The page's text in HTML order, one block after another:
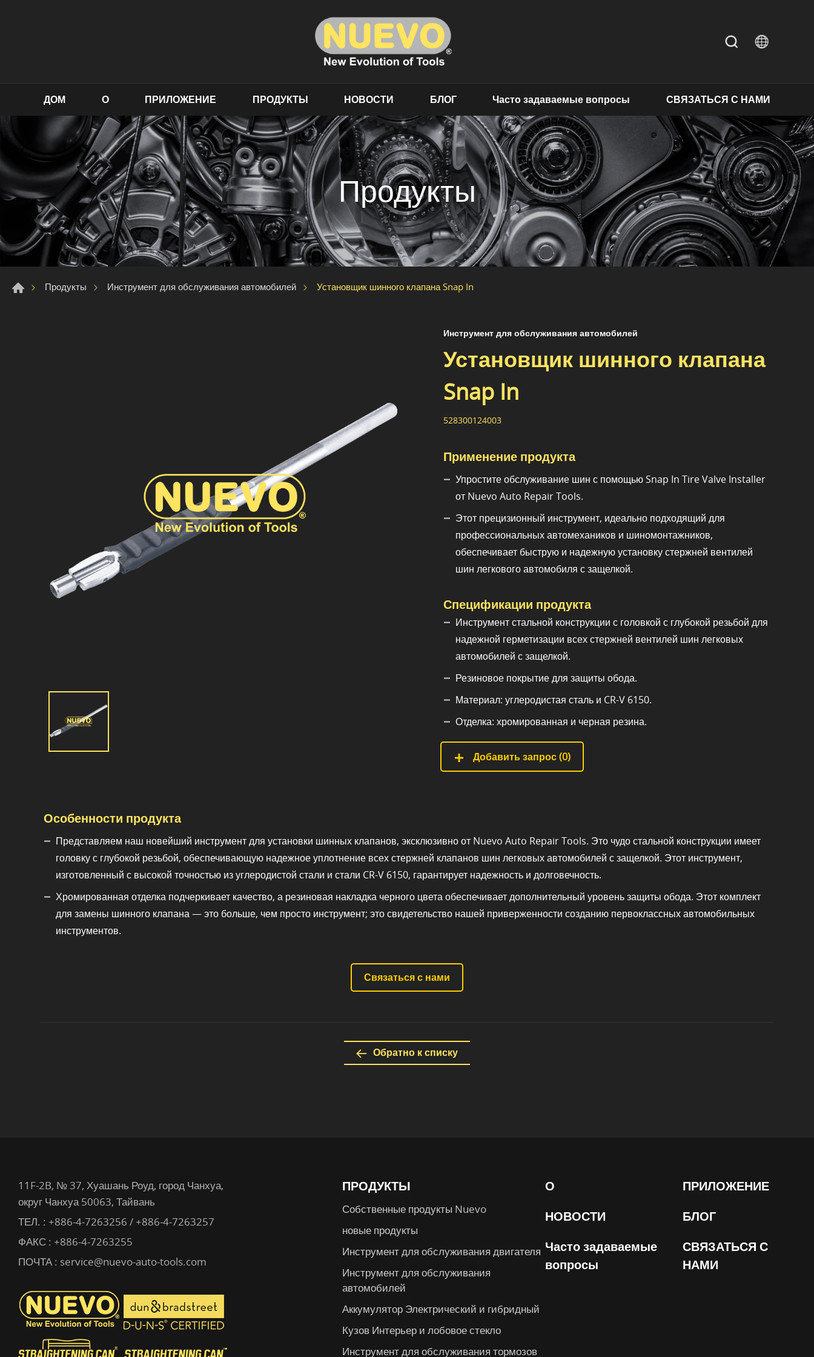
ДОМ О ПРИЛОЖЕНИЕ ПРОДУКТЫ НОВОСТИ БЛОГ Часто задаваемые вопросы СВЯЗАТЬСЯ С НАМИ
Продукты
Продукты Инструмент для обслуживания автомобилей Установщик шинного клапана Snap In
Инструмент для обслуживания автомобилей
Установщик шинного клапана
Snap In
528300124003
Применение продукта
Упростите обслуживание шин с помощью Snap In Tire Valve Installer
от Nuevo Auto Repair Tools.
Этот прецизионный инструмент, идеально подходящий для
профессиональных автомехаников и шиномонтажников,
обеспечивает быструю и надежную установку стержней вентилей
шин легкового автомобиля с защелкой.
Спецификации продукта
Инструмент стальной конструкции с головкой с глубокой резьбой для
надежной герметизации всех стержней вентилей шин легковых
автомобилей с защелкой.
Резиновое покрытие для защиты обода.
Материал: углеродистая сталь и CR-V 6150.
Отделка: хромированная и черная резина.
Добавить запрос (0)
Особенности продукта
Представляем наш новейший инструмент для установки шинных клапанов, эксклюзивно от Nuevo Auto Repair Tools. Это чудо стальной конструкции имеет
головку с глубокой резьбой, обеспечивающую надежное уплотнение всех стержней клапанов шин легковых автомобилей с защелкой. Этот инструмент,
изготовленный с высокой точностью из углеродистой стали и стали CR-V 6150, гарантирует надежность и долговечность.
Хромированная отделка подчеркивает качество, а резиновая накладка черного цвета обеспечивает дополнительный уровень защиты обода. Этот комплект
для замены шинного клапана — это больше, чем просто инструмент; это свидетельство нашей приверженности созданию первоклассных автомобильных
инструментов.
Связаться с нами
Обратно к списку
ПРОДУКТЫ
Собственные продукты Nuevo
новые продукты
Инструмент для обслуживания двигателя
Инструмент для обслуживания
автомобилей
Аккумулятор Электрический и гибридный
Кузов Интерьер и лобовое стекло
Инструмент для обслуживания тормозов
О
ПРИЛОЖЕНИЕ
НОВОСТИ
БЛОГ
Часто задаваемые
вопросы
СВЯЗАТЬСЯ С
НАМИ
11F-2B, № 37, Хуашань Роуд, город Чанхуа,
округ Чанхуа 50063, Тайвань
ТЕЛ. : +886-4-7263256 / +886-4-7263257
ФАКС : +886-4-7263255
ПОЧТА : service@nuevo-auto-tools.com